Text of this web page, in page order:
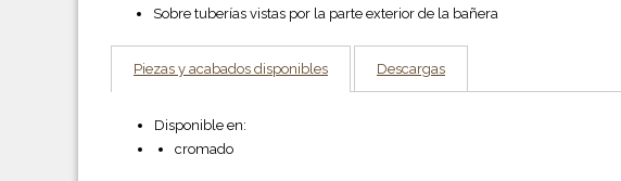
Sobre tuberías vistas por la parte exterior de la bañera
Piezas y acabados disponibles Descargas
Disponible en:
cromado